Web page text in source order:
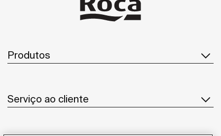
Produtos
Serviço ao cliente